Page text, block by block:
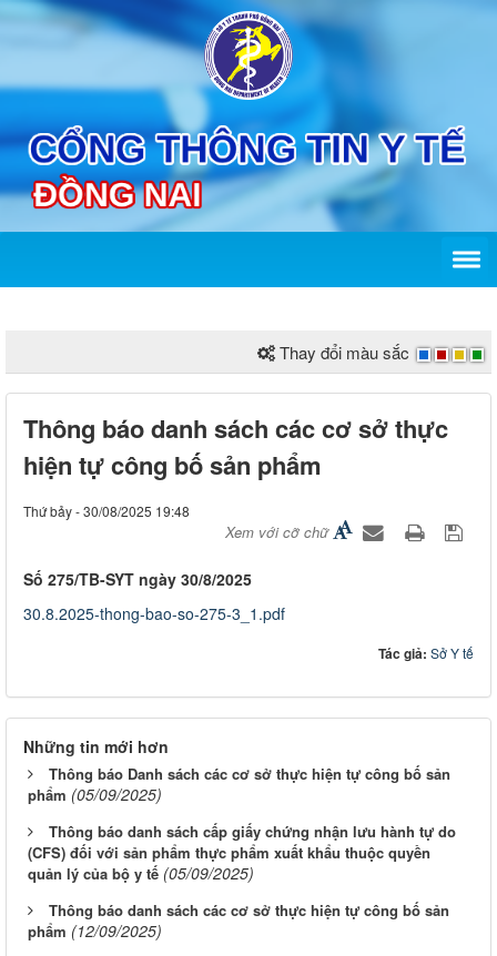
Thay đổi màu sắc
Thông báo danh sách các cơ sở thực
hiện tự công bố sản phẩm
Thứ bảy - 30/08/2025 19:48
Xem với cỡ chữ
Số 275/TB-SYT ngày 30/8/2025
30.8.2025-thong-bao-so-275-3_1.pdf
Tác giả: Sở Y tế
Những tin mới hơn
Thông báo Danh sách các cơ sở thực hiện tự công bố sản
phẩm (05/09/2025)
Thông báo danh sách cấp giấy chứng nhận lưu hành tự do
(CFS) đối với sản phẩm thực phẩm xuất khẩu thuộc quyền
quản lý của bộ y tế (05/09/2025)
Thông báo danh sách các cơ sở thực hiện tự công bố sản
phẩm (12/09/2025)